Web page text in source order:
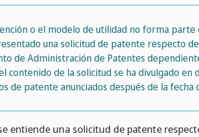
o el modelo de utilidad no forma
una solicitud de patente respecto
de Administración de Patentes
contenido de la solicitud se ha divulgado
de patente anunciados después de la
entiende una solicitud de patente